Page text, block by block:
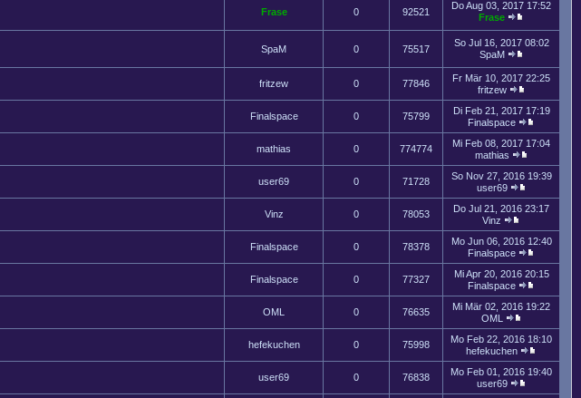
Frase 0 92521
Do Aug 03, 2017 17:52
Frase
SpaM 0 75517
So Jul 16, 2017 08:02
SpaM
fritzew 0 77846
Fr Mär 10, 2017 22:25
fritzew
Finalspace 0 75799
Di Feb 21, 2017 17:19
Finalspace
mathias 0 774774
Mi Feb 08, 2017 17:04
mathias
user69 0 71728
So Nov 27, 2016 19:39
user69
Vinz 0 78053
Do Jul 21, 2016 23:17
Vinz
Finalspace 0 78378
Mo Jun 06, 2016 12:40
Finalspace
Finalspace 0 77327
Mi Apr 20, 2016 20:15
Finalspace
OML 0 76635
Mi Mär 02, 2016 19:22
OML
hefekuchen 0 75998
Mo Feb 22, 2016 18:10
hefekuchen
user69 0 76838
Mo Feb 01, 2016 19:40
user69